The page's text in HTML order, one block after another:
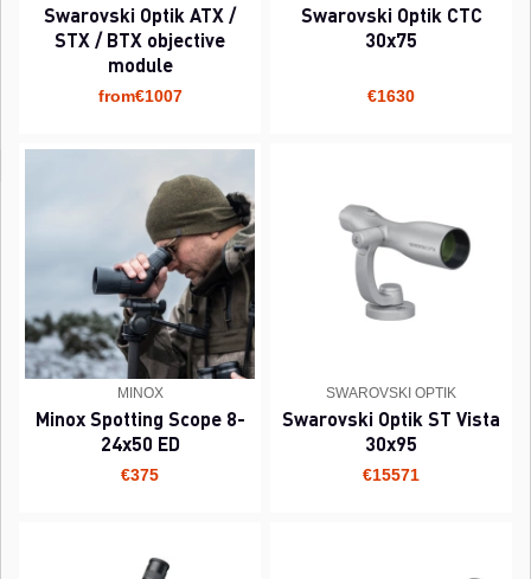
Swarovski Optik ATX /
STX / BTX objective
module
from€1007
Swarovski Optik CTC
30x75
€1630
MINOX
Minox Spotting Scope 8-
24x50 ED
€375
SWAROVSKI OPTIK
Swarovski Optik ST Vista
30x95
€15571